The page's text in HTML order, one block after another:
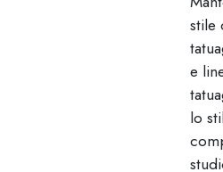
stile
e
lo